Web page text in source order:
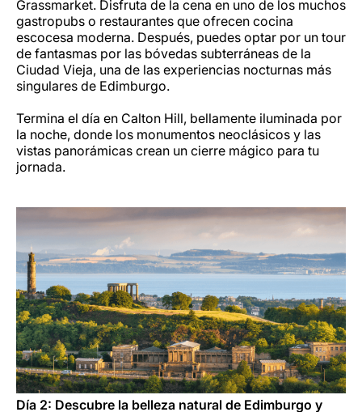
Grassmarket. Disfruta de la cena en uno de los muchos
gastropubs o restaurantes que ofrecen cocina
escocesa moderna. Después, puedes optar por un tour
de fantasmas por las bóvedas subterráneas de la
Ciudad Vieja, una de las experiencias nocturnas más
singulares de Edimburgo.
Termina el día en Calton Hill, bellamente iluminada por
la noche, donde los monumentos neoclásicos y las
vistas panorámicas crean un cierre mágico para tu
jornada.
Día 2: Descubre la belleza natural de Edimburgo y